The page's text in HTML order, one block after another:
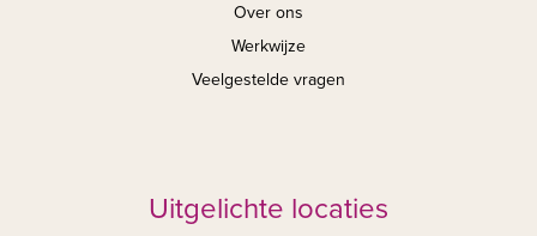
Over ons
Werkwijze
Veelgestelde vragen
Uitgelichte locaties